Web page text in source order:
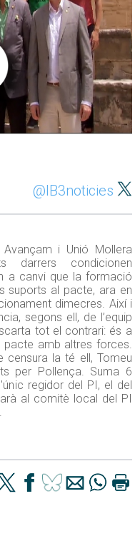
@IB3noticies
i Unió Mollera
darrers condicionen
a canvi que la formació
suports al pacte, ara en
dimecres. Així i
segons ell, de l’equip
tot el contrari: és a
amb altres forces.
censura la té ell, Tomeu
per Pollença. Suma 6
regidor del PI, el del
al comitè local del PI